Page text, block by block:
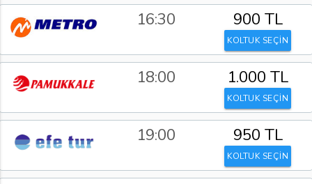
16:30 900 TL
KOLTUK SEÇİN
18:00 1.000 TL
KOLTUK SEÇİN
19:00 950 TL
KOLTUK SEÇİN